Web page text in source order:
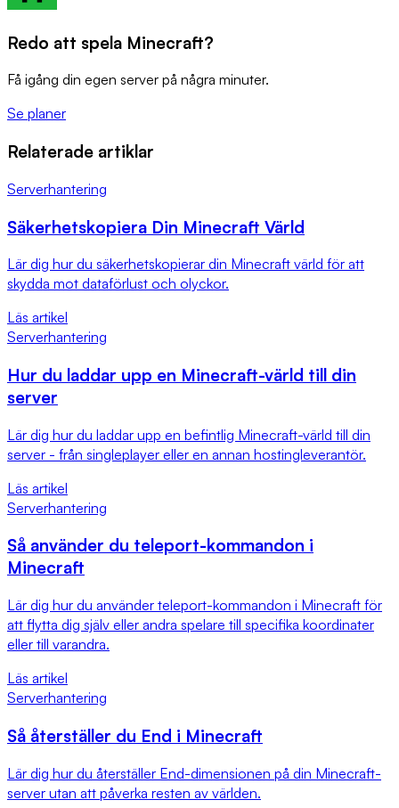
Redo att spela Minecraft?
Få igång din egen server på några minuter.
Se planer
Relaterade artiklar
Serverhantering
Säkerhetskopiera Din Minecraft Värld
Lär dig hur du säkerhetskopierar din Minecraft värld för att
skydda mot dataförlust och olyckor.
Läs artikel
Serverhantering
Hur du laddar upp en Minecraft-värld till din
server
Lär dig hur du laddar upp en befintlig Minecraft-värld till din
server - från singleplayer eller en annan hostingleverantör.
Läs artikel
Serverhantering
Så använder du teleport-kommandon i
Minecraft
Lär dig hur du använder teleport-kommandon i Minecraft för
att flytta dig själv eller andra spelare till specifika koordinater
eller till varandra.
Läs artikel
Serverhantering
Så återställer du End i Minecraft
Lär dig hur du återställer End-dimensionen på din Minecraft-
server utan att påverka resten av världen.